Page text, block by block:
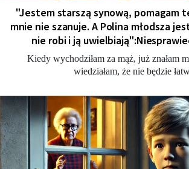
"Jestem starszą synową, pomagam
mnie nie szanuje. A Polina młodsza
nie robi i ją
Kiedy wychodziłam za mąż, już znałam
wiedziałam, że nie będzie